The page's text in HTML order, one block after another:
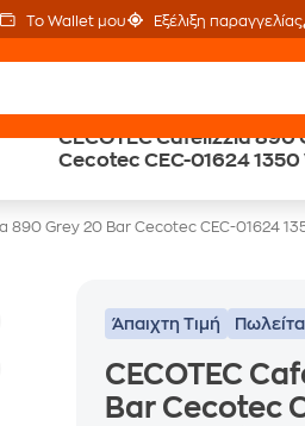
Το Wallet μου Εξέλιξη παραγγελίας
CECOTEC Cafelizzia 890
Cecotec CEC-01624
Μεταφορικά
890 Grey 20 Bar Cecotec CEC-01624
Άπαιχτη Τιμή
CECOTEC
Bar Cecotec